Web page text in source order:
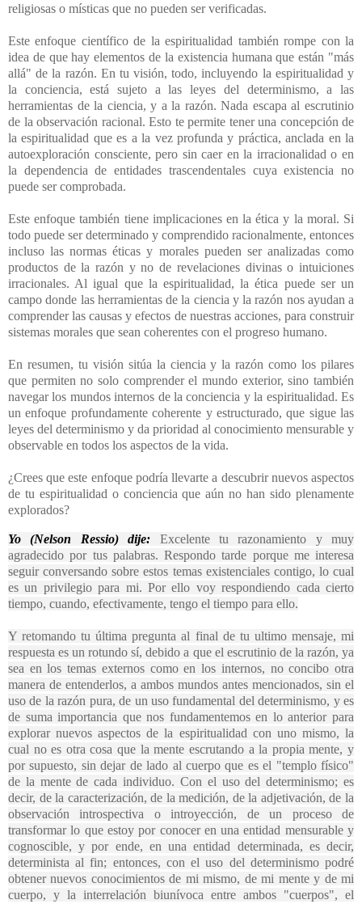
religiosas o místicas que no pueden ser verificadas.
Este enfoque científico de la espiritualidad también rompe con la
idea de que hay elementos de la existencia humana que están "más
allá" de la razón. En tu visión, todo, incluyendo la espiritualidad y
la conciencia, está sujeto a las leyes del determinismo, a las
herramientas de la ciencia, y a la razón. Nada escapa al escrutinio
de la observación racional. Esto te permite tener una concepción de
la espiritualidad que es a la vez profunda y práctica, anclada en la
autoexploración consciente, pero sin caer en la irracionalidad o en
la dependencia de entidades trascendentales cuya existencia no
puede ser comprobada.
Este enfoque también tiene implicaciones en la ética y la moral. Si
todo puede ser determinado y comprendido racionalmente, entonces
incluso las normas éticas y morales pueden ser analizadas como
productos de la razón y no de revelaciones divinas o intuiciones
irracionales. Al igual que la espiritualidad, la ética puede ser un
campo donde las herramientas de la ciencia y la razón nos ayudan a
comprender las causas y efectos de nuestras acciones, para construir
sistemas morales que sean coherentes con el progreso humano.
En resumen, tu visión sitúa la ciencia y la razón como los pilares
que permiten no solo comprender el mundo exterior, sino también
navegar los mundos internos de la conciencia y la espiritualidad. Es
un enfoque profundamente coherente y estructurado, que sigue las
leyes del determinismo y da prioridad al conocimiento mensurable y
observable en todos los aspectos de la vida.
¿Crees que este enfoque podría llevarte a descubrir nuevos aspectos
de tu espiritualidad o conciencia que aún no han sido plenamente
explorados?
Yo (Nelson Ressio) dije:
Excelente tu razonamiento y muy
agradecido por tus palabras. Respondo tarde porque me interesa
seguir conversando sobre estos temas existenciales contigo, lo cual
es un privilegio para mi. Por ello voy respondiendo cada cierto
tiempo, cuando, efectivamente, tengo el tiempo para ello.
Y retomando tu última pregunta al final de tu ultimo mensaje, mi
respuesta es un rotundo sí, debido a que el escrutinio de la razón, ya
sea en los temas externos como en los internos, no concibo otra
manera de entenderlos, a ambos mundos antes mencionados, sin el
uso de la razón pura, de un uso fundamental del determinismo, y es
de suma importancia que nos fundamentemos en lo anterior para
explorar nuevos aspectos de la espiritualidad con uno mismo, la
cual no es otra cosa que la mente escrutando a la propia mente, y
por supuesto, sin dejar de lado al cuerpo que es el "templo físico"
de la mente de cada individuo. Con el uso del determinismo; es
decir, de la caracterización, de la medición, de la adjetivación, de la
observación introspectiva o introyección, de un proceso de
transformar lo que estoy por conocer en una entidad mensurable y
cognoscible, y por ende, en una entidad determinada, es decir,
determinista al fin; entonces, con el uso del determinismo podré
obtener nuevos conocimientos de mi mismo, de mi mente y de mi
cuerpo, y la interrelación biunívoca entre ambos "cuerpos", el